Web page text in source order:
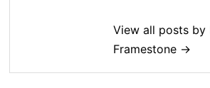
View all posts by
Framestone →